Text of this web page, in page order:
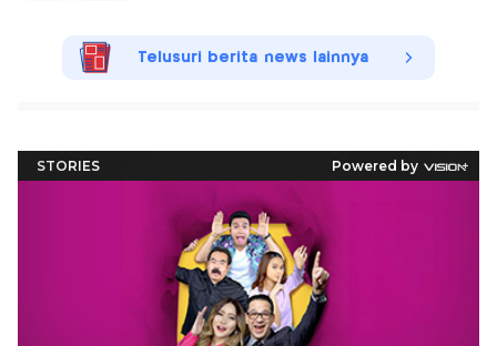
Telusuri berita news lainnya